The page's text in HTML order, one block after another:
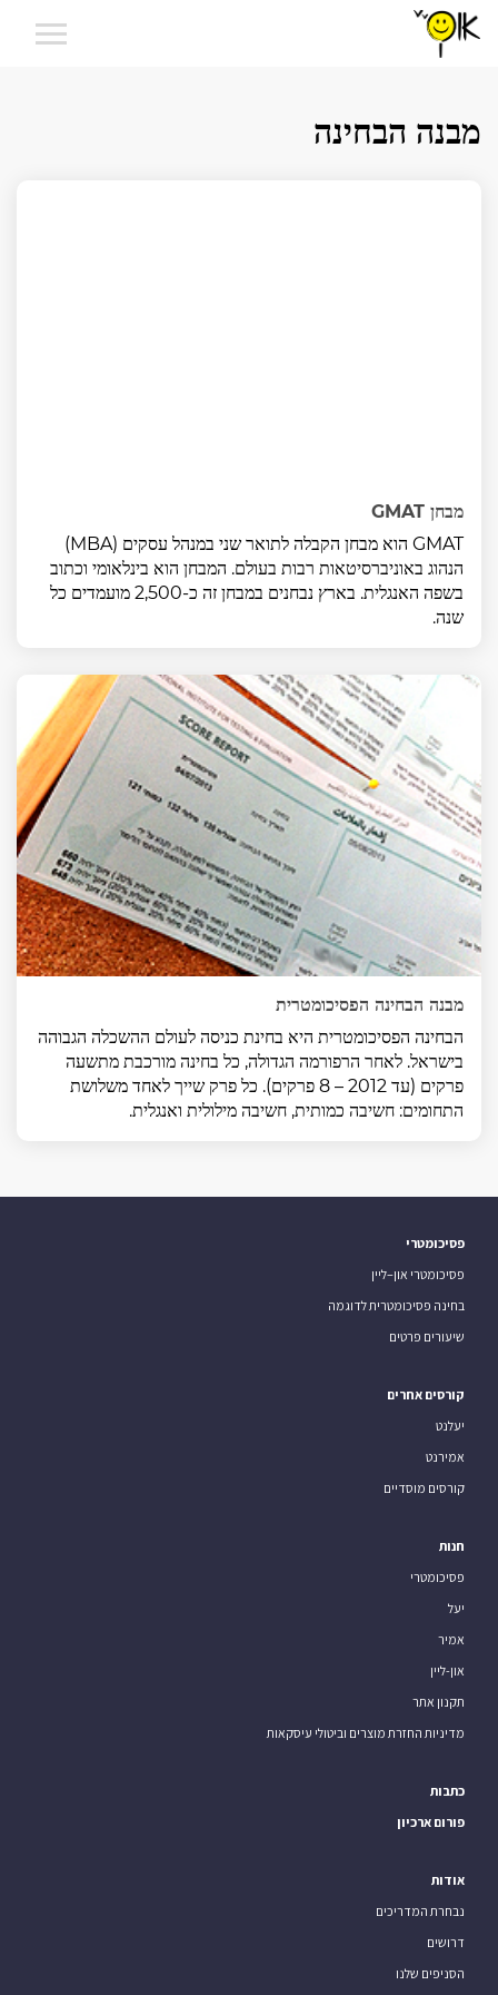
מבנה הבחינה
מבחן GMAT
GMAT הוא מבחן הקבלה לתואר שני במנהל עסקים (MBA)
הנהוג באוניברסיטאות רבות בעולם. המבחן הוא בינלאומי וכתוב
בשפה האנגלית. בארץ נבחנים במבחן זה כ-2,500 מועמדים כל
שנה.
מבנה הבחינה הפסיכומטרית
הבחינה הפסיכומטרית היא בחינת כניסה לעולם ההשכלה הגבוהה
בישראל. לאחר הרפורמה הגדולה, כל בחינה מורכבת מתשעה
פרקים (עד 2012 – 8 פרקים). כל פרק שייך לאחד משלושת
התחומים: חשיבה כמותית, חשיבה מילולית ואנגלית.
פסיכומטרי
פסיכומטרי און–ליין
בחינה פסיכומטרית לדוגמה
שיעורים פרטים
קורסים אחרים
יעלנט
אמירנט
קורסים מוסדיים
חנות
פסיכומטרי
יעל
אמיר
און-ליין
תקנון אתר
מדיניות החזרת מוצרים וביטולי עיסקאות
כתבות
פורום ארכיון
אודות
נבחרת המדריכים
דרושים
הסניפים שלנו